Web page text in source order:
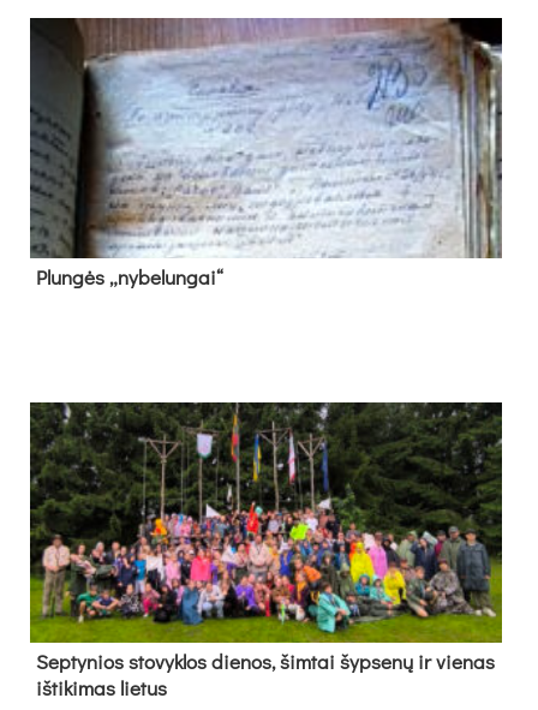
Plun­gės „ny­be­lun­gai“
Sep­ty­nios sto­vyk­los die­nos, šim­tai šyp­se­nų ir vie­nas
iš­ti­ki­mas lie­tus